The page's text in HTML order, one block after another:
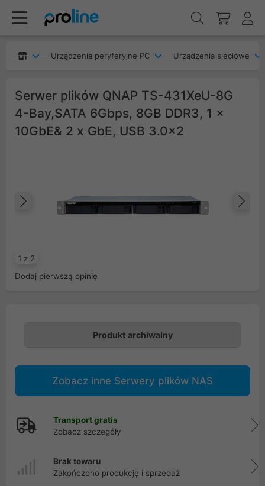
Urządzenia peryferyjne PC Urządzenia sieciowe
Serwer plików QNAP TS-431XeU-8G
4-Bay,SATA 6Gbps, 8GB DDR3, 1 x
10GbE& 2 x GbE, USB 3.0x2
1 z 2
Poprzedni
Dodaj pierwszą opinię
Produkt archiwalny
Zobacz inne Serwery plików NAS
Transport gratis
Zobacz szczegóły
Brak towaru
Zakończono produkcję i sprzedaż